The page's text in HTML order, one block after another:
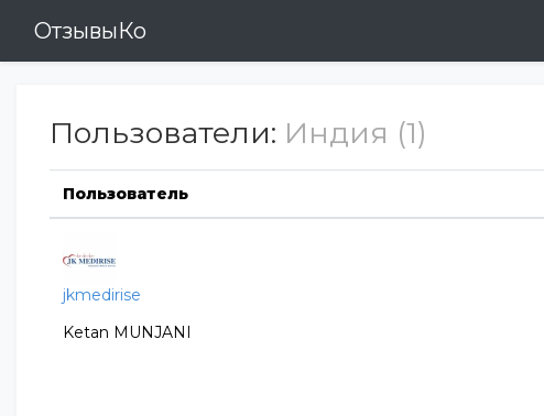
ОтзывыКо
Пользователи: Индия (1)
Пользователь
jkmedirise
Ketan MUNJANI